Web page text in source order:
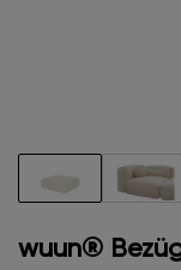
wuun®